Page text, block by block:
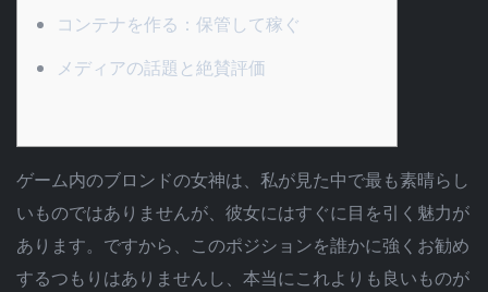
コンテナを作る：保管して稼ぐ
メディアの話題と絶賛評価
ゲーム内のブロンドの女神は、私が見た中で最も素晴らし
いものではありませんが、彼女にはすぐに目を引く魅力が
あります。ですから、このポジションを誰かに強くお勧め
するつもりはありませんし、本当にこれよりも良いものが